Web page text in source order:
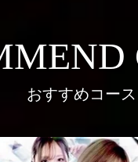
おすすめコース